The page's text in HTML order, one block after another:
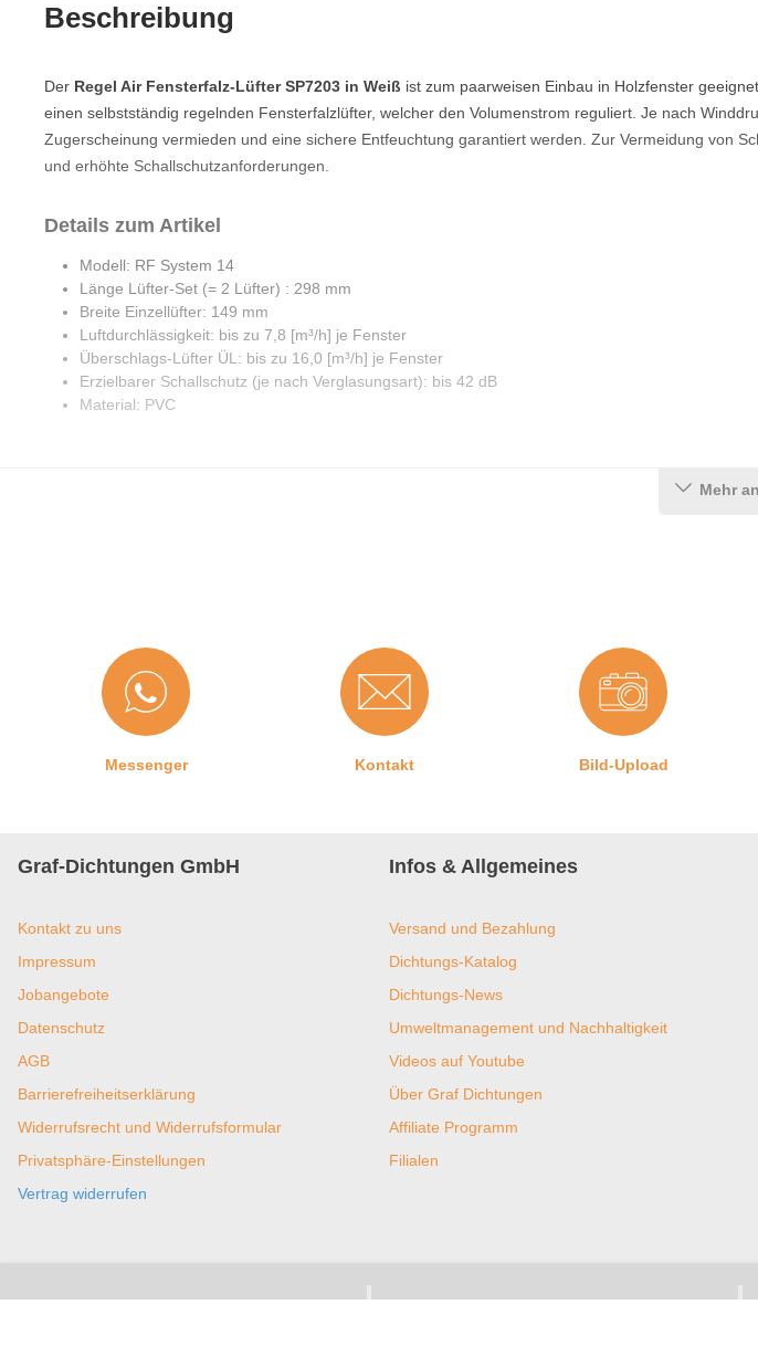
Beschreibung
Der Regel Air Fensterfalz-Lüfter SP7203 in Weiß ist zum paarweisen Einbau in Holzfenster
einen selbstständig regelnden Fensterfalzlüfter, welcher den Volumenstrom reguliert. Je nach
Zugerscheinung vermieden und eine sichere Entfeuchtung garantiert werden. Zur Vermeidung von
und erhöhte Schallschutzanforderungen.
Details zum Artikel
Modell: RF System 14
Länge Lüfter-Set (= 2 Lüfter) : 298 mm
Breite Einzellüfter: 149 mm
Luftdurchlässigkeit: bis zu 7,8 [m³/h] je Fenster
Überschlags-Lüfter ÜL: bis zu 16,0 [m³/h] je Fenster
Erzielbarer Schallschutz (je nach Verglasungsart): bis 42 dB
Material: PVC
Mehr
Messenger Kontakt Bild-Upload
Graf-Dichtungen GmbH
Kontakt zu uns
Impressum
Jobangebote
Datenschutz
AGB
Barrierefreiheitserklärung
Widerrufsrecht und Widerrufsformular
Privatsphäre-Einstellungen
Vertrag widerrufen
Infos & Allgemeines
Versand und Bezahlung
Dichtungs-Katalog
Dichtungs-News
Umweltmanagement und Nachhaltigkeit
Videos auf Youtube
Über Graf Dichtungen
Affiliate Programm
Filialen